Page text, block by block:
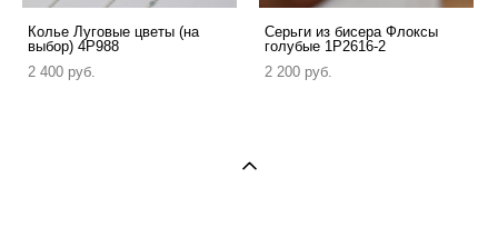
Колье Луговые цветы (на
выбор) 4P988
2 400 pуб.
Серьги из бисера Флоксы
голубые 1P2616-2
2 200 pуб.